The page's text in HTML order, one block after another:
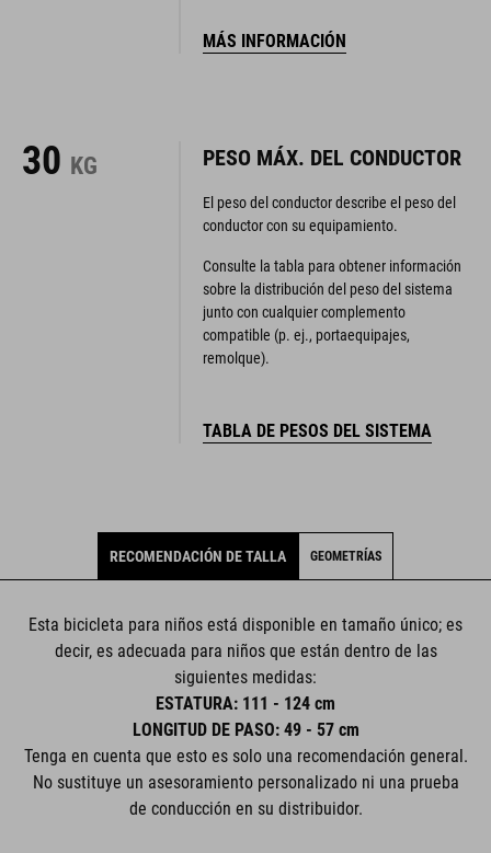
MÁS INFORMACIÓN
30 KG PESO MÁX. DEL CONDUCTOR
El peso del conductor describe el peso del
conductor con su equipamiento.
Consulte la tabla para obtener información
sobre la distribución del peso del sistema
junto con cualquier complemento
compatible (p. ej., portaequipajes,
remolque).
TABLA DE PESOS DEL SISTEMA
RECOMENDACIÓN DE TALLA GEOMETRÍAS
Esta bicicleta para niños está disponible en tamaño único; es
decir, es adecuada para niños que están dentro de las
siguientes medidas:
ESTATURA: 111 - 124 cm
LONGITUD DE PASO: 49 - 57 cm
Tenga en cuenta que esto es solo una recomendación general.
No sustituye un asesoramiento personalizado ni una prueba
de conducción en su distribuidor.